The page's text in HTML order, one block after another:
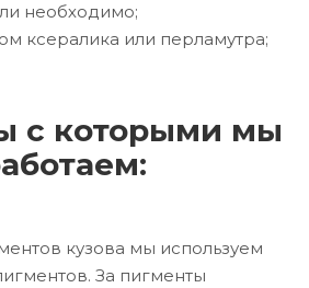
необходимо;
ксералика или перламутра;
с которыми мы
кузова мы используем
За пигменты